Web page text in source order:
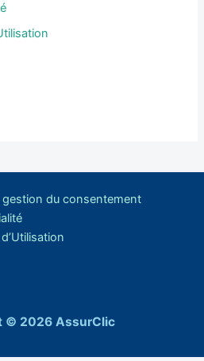
gestion du consentement
© 2026 AssurClic